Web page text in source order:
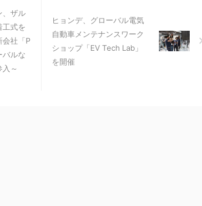
、ザル
工式を
会社「P
ルな
～
ヒョンデ、グローバル電気
自動車メンテナンスワーク
ショップ「EV Tech Lab」
を開催